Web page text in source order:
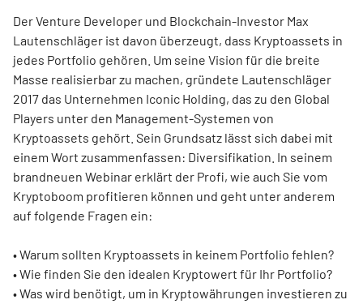
Der Venture Developer und Blockchain-Investor Max
Lautenschläger ist davon überzeugt, dass Kryptoassets in
jedes Portfolio gehören. Um seine Vision für die breite
Masse realisierbar zu machen, gründete Lautenschläger
2017 das Unternehmen Iconic Holding, das zu den Global
Players unter den Management-Systemen von
Kryptoassets gehört. Sein Grundsatz lässt sich dabei mit
einem Wort zusammenfassen: Diversifikation. In seinem
brandneuen Webinar erklärt der Profi, wie auch Sie vom
Kryptoboom profitieren können und geht unter anderem
auf folgende Fragen ein:
• Warum sollten Kryptoassets in keinem Portfolio fehlen?
• Wie finden Sie den idealen Kryptowert für Ihr Portfolio?
• Was wird benötigt, um in Kryptowährungen investieren zu